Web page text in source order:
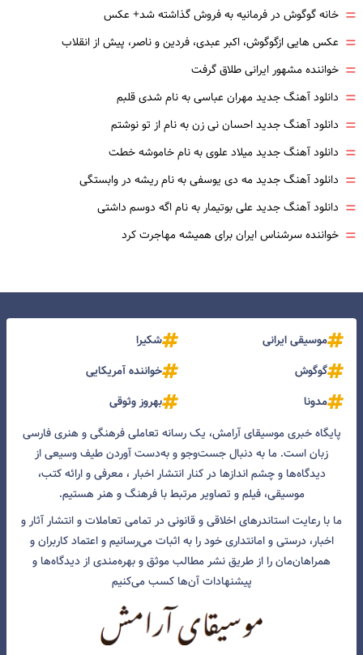
= خانه گوگوش در فرمانیه به فروش گذاشته شد+ عکس
= عکس هایی ازگوگوش، اکبر عبدی، فردین و ناصر، پیش از انقلاب
= خواننده مشهور ایرانی طلاق گرفت
= دانلود آهنگ جدید مهران عباسی به نام شدی قلبم
= دانلود آهنگ جدید احسان نی زن به نام از تو نوشتم
= دانلود آهنگ جدید میلاد علوی به نام خاموشه خطت
= دانلود آهنگ جدید مه دی یوسفی به نام ریشه در وابستگی
= دانلود آهنگ جدید علی بوتیمار به نام اگه دوسم داشتی
= خواننده سرشناس ایران برای همیشه مهاجرت کرد
موسیقی ایرانی
شکیرا
گوگوش
خواننده آمریکایی
مدونا
بهروز وثوقی
پایگاه خبری موسیقای آرامش، یک رسانه تعاملی فرهنگی و هنری فارسی
زبان است. ما به دنبال جست‌و‌جو و به‌دست آوردن طیف وسیعی از
دیدگاه‌ها و چشم انداز‌ها در کنار انتشار اخبار ، معرفی و ارائه کتب،
موسیقی، فیلم و تصاویر مرتبط با فرهنگ و هنر هستیم.
ما با رعایت استاندرهای اخلاقی و قانونی در تمامی تعاملات و انتشار آثار و
اخبار، درستی و امانتداری خود را به اثبات می‌رسانیم و اعتماد کاربران و
همراهان‌مان را از طریق نشر مطالب موثق و بهره‌مندی از دیدگاه‌ها و
پیشنهادات آن‌ها کسب می‌کنیم